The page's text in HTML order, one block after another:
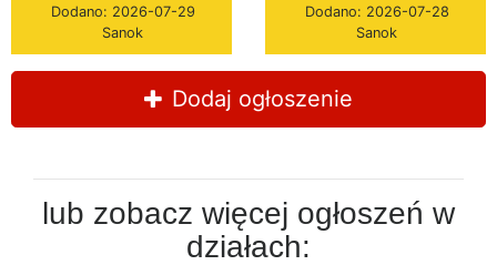
Dodano: 2026-07-29
Sanok
Dodano: 2026-07-28
Sanok
Dodaj ogłoszenie
lub zobacz więcej ogłoszeń w
działach: